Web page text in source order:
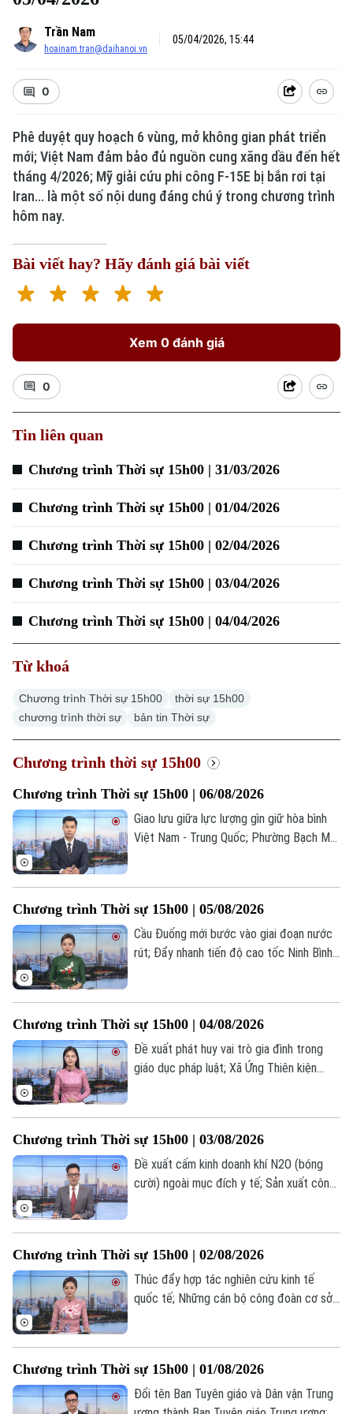
Chuyên mục
Thời sự
Hà Nội
Chính trị
Xã hội
Công nghệ
Hà Nội
Nhịp sống Hà Nội
Người Hà Nội
Khoảnh khắc Hà Nội
Ẩm thực
Thế giới
Tin tức
Hồ sơ
Kinh tế
Tin tức
Cafe sáng
Nhà đất
Tin tức
Trần Nam
hoainam.tran@daihanoi.vn
05/04/2026, 15:44
0
Phê duyệt quy hoạch 6 vùng, mở không gian phát triển
mới; Việt Nam đảm bảo đủ nguồn cung xăng dầu đến hết
tháng 4/2026; Mỹ giải cứu phi công F-15E bị bắn rơi tại
Iran... là một số nội dung đáng chú ý trong chương trình
hôm nay.
Bài viết hay? Hãy đánh giá bài viết
Xem 0 đánh giá
0
Tin liên quan
Chương trình Thời sự 15h00 | 31/03/2026
Chương trình Thời sự 15h00 | 01/04/2026
Chương trình Thời sự 15h00 | 02/04/2026
Chương trình Thời sự 15h00 | 03/04/2026
Chương trình Thời sự 15h00 | 04/04/2026
Từ khoá
Chương trình Thời sự 15h00
thời sự 15h00
chương trình thời sự
bản tin Thời sự
Chương trình thời sự 15h00
Chương trình Thời sự 15h00 | 06/08/2026
Giao lưu giữa lực lượng gìn giữ hòa bình
Việt Nam - Trung Quốc; Phường Bạch Mai
dung đáng chú ý trong chương trình hôm
nay.
Chương trình Thời sự 15h00 | 05/08/2026
Cầu Đuống mới bước vào giai đoạn nước
rút; Đẩy nhanh tiến độ cao tốc Ninh Bình -
hôm nay.
Chương trình Thời sự 15h00 | 04/08/2026
Đề xuất phát huy vai trò gia đình trong
giáo dục pháp luật; Xã Ứng Thiên kiện
chú ý trong chương trình hôm nay.
Chương trình Thời sự 15h00 | 03/08/2026
Đề xuất cấm kinh doanh khí N2O (bóng
cười) ngoài mục đích y tế; Sản xuất công
trong chương trình hôm nay.
Chương trình Thời sự 15h00 | 02/08/2026
Thúc đẩy hợp tác nghiên cứu kinh tế
quốc tế; Những cán bộ công đoàn cơ sở
Chương trình Thời sự 15h00 | 01/08/2026
Đổi tên Ban Tuyên giáo và Dân vận Trung